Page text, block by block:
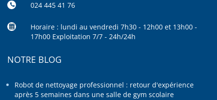
024 445 41 76
Horaire : lundi au vendredi 7h30 - 12h00 et 13h00 -
17h00 Exploitation 7/7 - 24h/24h
NOTRE BLOG
Robot de nettoyage professionnel : retour d'expérience
après 5 semaines dans une salle de gym scolaire